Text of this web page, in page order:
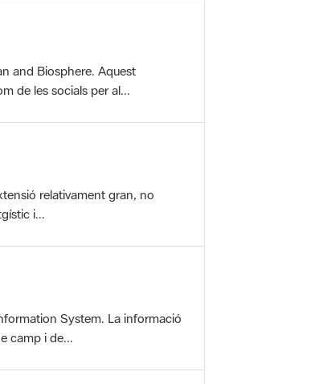
and Biosphere. Aquest
de les socials per al...
relativament gran, no
i...
System. La informació
camp i de...